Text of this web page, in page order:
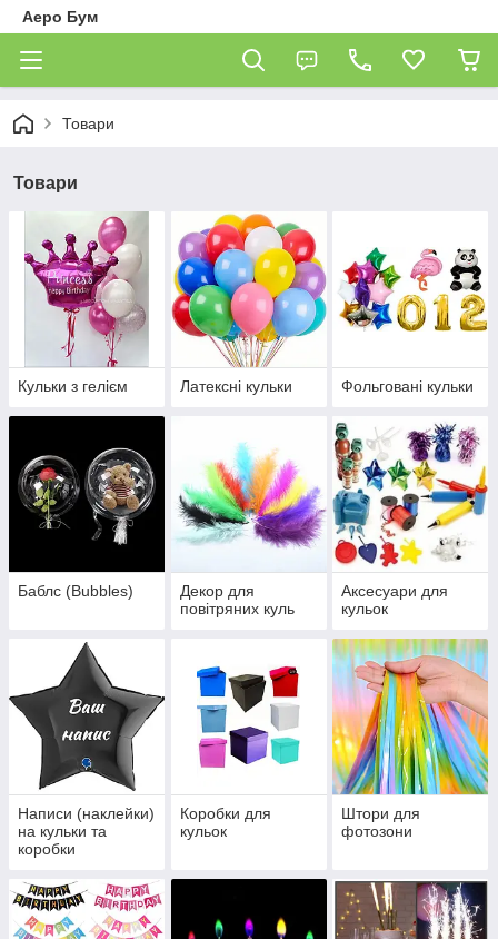
Аеро Бум
Товари
Товари
Кульки з гелієм Латексні кульки Фольговані кульки
Баблс (Bubbles)
Декор для
повітряних куль
Аксесуари для
кульок
Написи (наклейки)
на кульки та
коробки
Коробки для
кульок
Штори для
фотозони